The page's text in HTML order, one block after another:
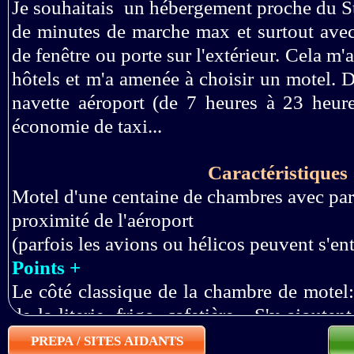
PREPA / SITES AIDANTS
Je souhaitais un hébergement proche du
de minutes de marche max et surtout
de fenêtre ou porte sur l'extérieur. Cela
hôtels et m'a amenée à choisir un motel.
navette aéroport (de 7 heures à 23
économie de taxi...
Caractéristiques
Motel d'une centaine de chambres avec
proximité de l'aéroport
(parfois les avions ou hélicos peuvent
Points +
Le côté classique de la chambre de
de la literie, frigo, cafetière... S'y
du personnel. Chambre 201.
douanier. En ce 24 décembre, il
vite, même si, ils ne sont que
aussi vous poser des questions
les lilas sont beaux. Et, un
fait, c’est une babouchka qui
un moment, il interpelle deux
moment, et finalement
devant moi s’en va traduire et
car le monsieur est originaire